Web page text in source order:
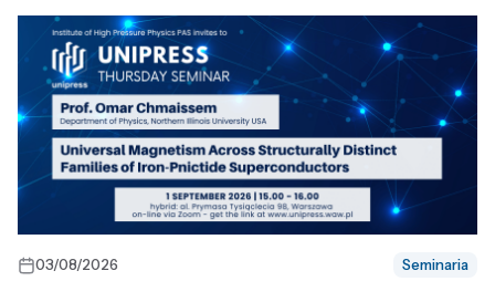
03/08/2026 Seminaria